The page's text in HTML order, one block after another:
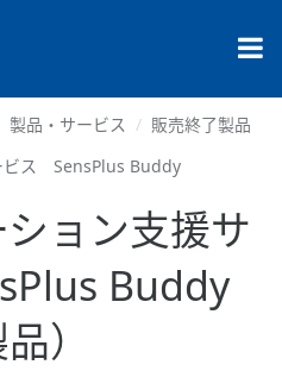
製品・サービス
販売終了製品
ビス SensPlus Buddy
ョン支援サ
Buddy
）